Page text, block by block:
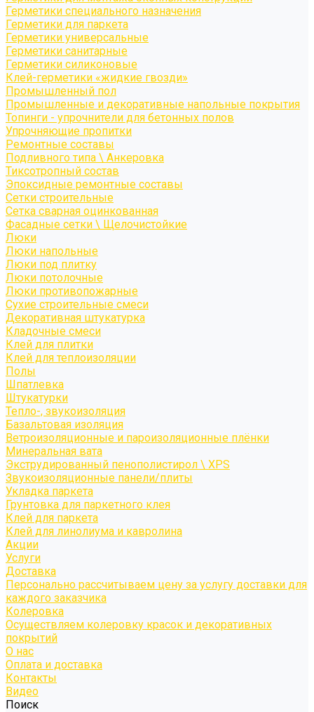
Герметики специального назначения
Герметики для паркета
Герметики универсальные
Герметики санитарные
Герметики силиконовые
Клей-герметики «жидкие гвозди»
Промышленный пол
Промышленные и декоративные напольные покрытия
Топинги - упрочнители для бетонных полов
Упрочняющие пропитки
Ремонтные составы
Подливного типа \ Анкеровка
Тиксотропный состав
Эпоксидные ремонтные составы
Сетки строительные
Сетка сварная оцинкованная
Фасадные сетки \ Щелочистойкие
Люки
Люки напольные
Люки под плитку
Люки потолочные
Люки противопожарные
Сухие строительные смеси
Декоративная штукатурка
Кладочные смеси
Клей для плитки
Клей для теплоизоляции
Полы
Шпатлевка
Штукатурки
Тепло-, звукоизоляция
Базальтовая изоляция
Ветроизоляционные и пароизоляционные плёнки
Минеральная вата
Экструдированный пенополистирол \ XPS
Звукоизоляционные панели/плиты
Укладка паркета
Грунтовка для паркетного клея
Клей для паркета
Клей для линолиума и кавролина
Акции
Услуги
Доставка
Персонально рассчитываем цену за услугу доставки для
каждого заказчика
Колеровка
Осуществляем колеровку красок и декоративных
покрытий
О нас
Оплата и доставка
Контакты
Видео
Поиск